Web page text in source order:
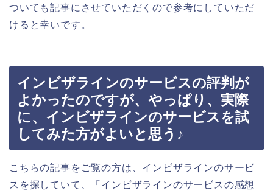
ついても記事にさせていただくので参考にしていただ
けると幸いです。
インビザラインのサービスの評判が
よかったのですが、やっぱり、実際
に、インビザラインのサービスを試
してみた方がよいと思う♪
こちらの記事をご覧の方は、インビザラインのサービ
スを探していて、「インビザラインのサービスの感想